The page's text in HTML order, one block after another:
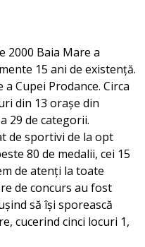
2000 Baia Mare a
15 ani de existenţă.
Cupei Prodance. Circa
din 13 oraşe din
29 de categorii.
de sportivi de la opt
80 de medalii, cei 15
de atenţi la toate
de concurs au fost
să îşi sporească
cucerind cinci locuri 1,